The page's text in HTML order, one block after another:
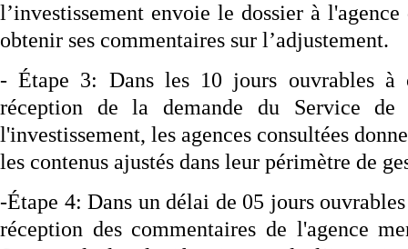
l’investissement envoie le dossier à
obtenir ses commentaires sur l’adjustement.
- Étape 3: Dans les 10 jours ouvrables à
réception de la demande du Service
l'investissement, les agences consultées
les contenus ajustés dans leur périmètre de
-Étape 4: Dans un délai de 05 jours
réception des commentaires de l'agence